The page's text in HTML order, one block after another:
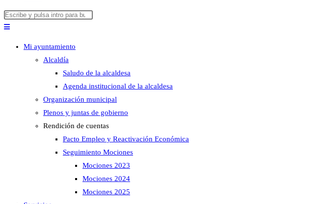
Buscar
en
panel
de
búsqueda.
Mi ayuntamiento
Alcaldía
Saludo de la alcaldesa
Agenda institucional de la alcaldesa
Organización municipal
Plenos y juntas de gobierno
Rendición de cuentas
Pacto Empleo y Reactivación Económica
Seguimiento Mociones
Mociones 2023
Mociones 2024
Mociones 2025